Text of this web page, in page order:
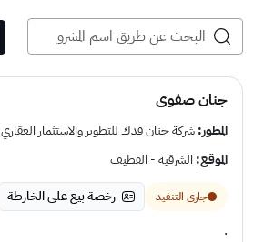
جنان صفوى
المطور:شركة جنان فدك للتطوير والاستثمار
الموقع: الشرقية - القطيف
جارى التنفيد رخصة بيع على الخارطة
.